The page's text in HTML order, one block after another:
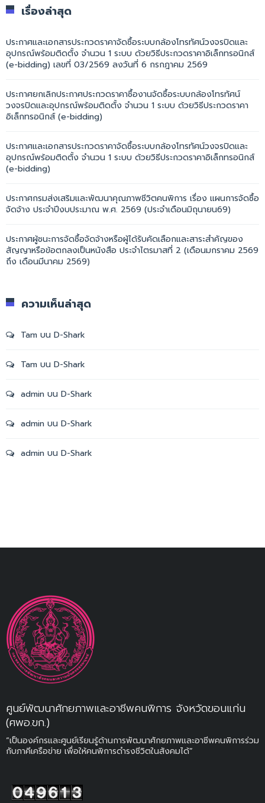
เรื่องล่าสุด
ประกาศและเอกสารประกวดราคาจัดซื้อระบบกล้องโทรทัศน์วงจรปิดและ
อุปกรณ์พร้อมติดตั้ง จำนวน 1 ระบบ ด้วยวิธีประกวดราคาอิเล็กทรอนิกส์
(e-bidding) เลขที่ 03/2569 ลงวันที่ 6 กรกฎาคม 2569
ประกาศยกเลิกประกาศประกวดราคาซื้องานจัดซื้อระบบกล้องโทรทัศน์
วงจรปิดและอุปกรณ์พร้อมติดตั้ง จำนวน 1 ระบบ ด้วยวิธีประกวดราคา
อิเล็กทรอนิกส์ (e-bidding)
ประกาศและเอกสารประกวดราคาจัดซื้อระบบกล้องโทรทัศน์วงจรปิดและ
อุปกรณ์พร้อมติดตั้ง จำนวน 1 ระบบ ด้วยวิธีประกวดราคาอิเล็กทรอนิกส์
(e-bidding)
ประกาศกรมส่งเสริมและพัฒนาคุณภาพชีวิตคนพิการ เรื่อง แผนการจัดซื้อ
จัดจ้าง ประจำปีงบประมาณ พ.ศ. 2569 (ประจำเดือนมิถุนายน69)
ประกาศผู้ชนะการจัดซื้อจัดจ้างหรือผู้ได้รับคัดเลือกและสาระสำคัญของ
สัญญาหรือข้อตกลงเป็นหนังสือ ประจำไตรมาสที่ 2 (เดือนมกราคม 2569
ถึง เดือนมีนาคม 2569)
ความเห็นล่าสุด
Tam บน D-Shark
Tam บน D-Shark
admin บน D-Shark
admin บน D-Shark
admin บน D-Shark
ศูนย์พัฒนาศักยภาพและอาชีพคนพิการ จังหวัดขอนแก่น
(ศพอ.ขก.)
“เป็นองค์กรและศูนย์เรียนรู้ด้านการพัฒนาศักยภาพและอาชีพคนพิการร่วม
กับภาคีเครือข่าย เพื่อให้คนพิการดำรงชีวิตในสังคมได้”